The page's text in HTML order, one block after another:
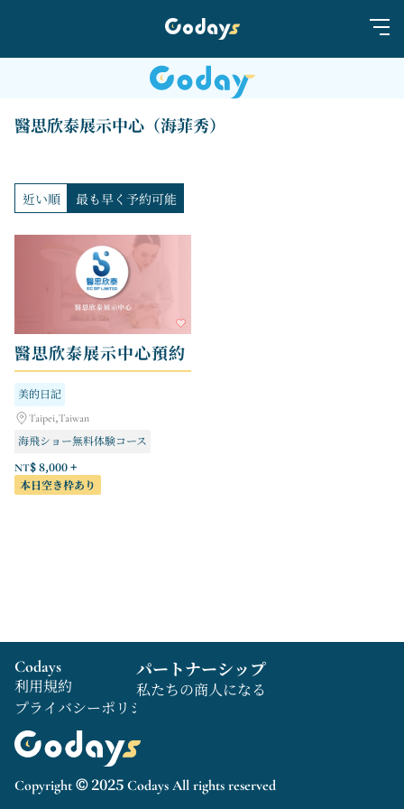
醫思欣泰展示中心（海菲秀）
近い順 最も早く予約可能
醫思欣泰展示中心預約
美的日記
Taipei,Taiwan
海飛ショー無料体験コース
NT$ 8,000 +
本日空き枠あり
Copyright © 2025 Codays All rights reserved
Codays
利用規約
プライバシーポリシー
パートナーシップ
私たちの商人になる